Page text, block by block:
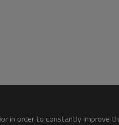
in order to constantly improve